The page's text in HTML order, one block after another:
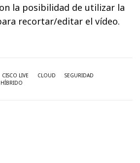
la posibilidad de utilizar la
recortar/editar el vídeo.
CISCO LIVE CLOUD
SEGURIDAD
HÍBRIDO